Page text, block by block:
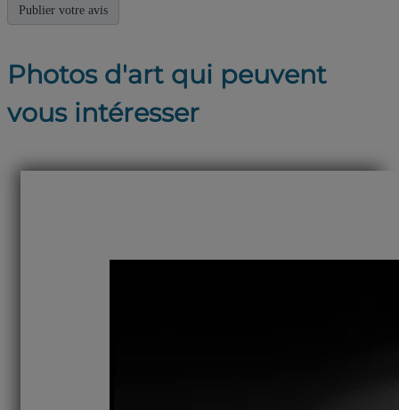
Photos d'art qui peuvent
vous intéresser